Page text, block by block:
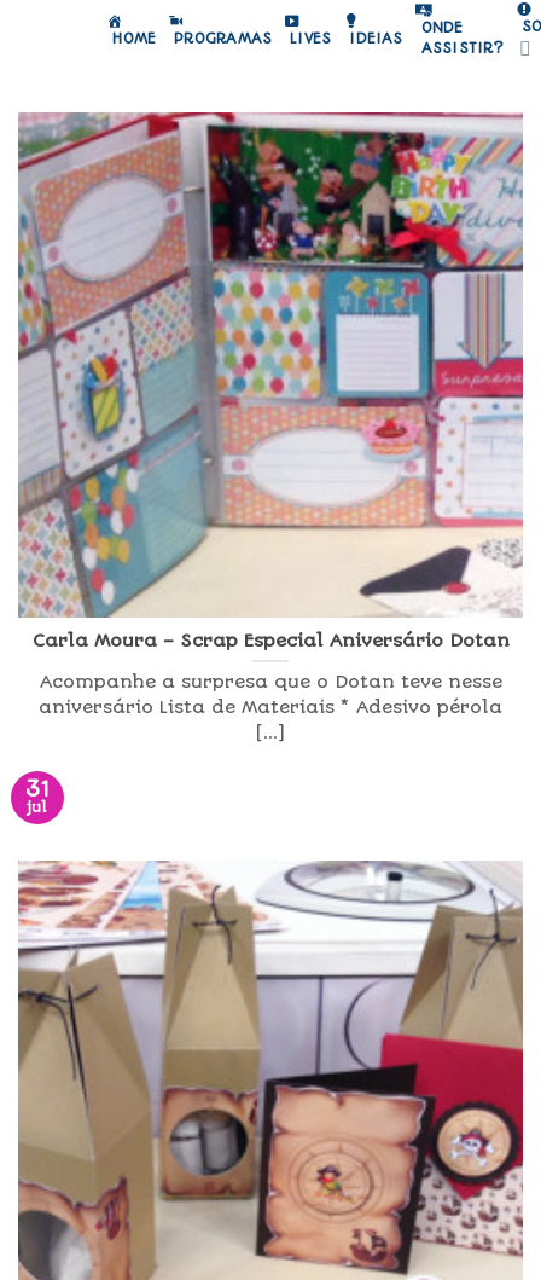
HOME PROGRAMAS LIVES IDEIAS
ONDE
ASSISTIR?
Carla Moura – Scrap Especial Aniversário Dotan
Acompanhe a surpresa que o Dotan teve nesse
aniversário Lista de Materiais * Adesivo pérola
[...]
31
jul